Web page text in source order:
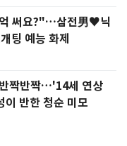
써요?"…삼전男♥닉
팅 예능 화제
짝반짝…'14세 연상
이 반한 청순 미모